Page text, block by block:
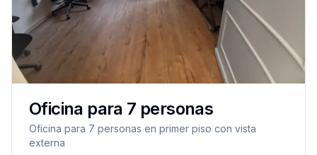
Oficina para 7 personas
Oficina para 7 personas en primer piso con vista
externa